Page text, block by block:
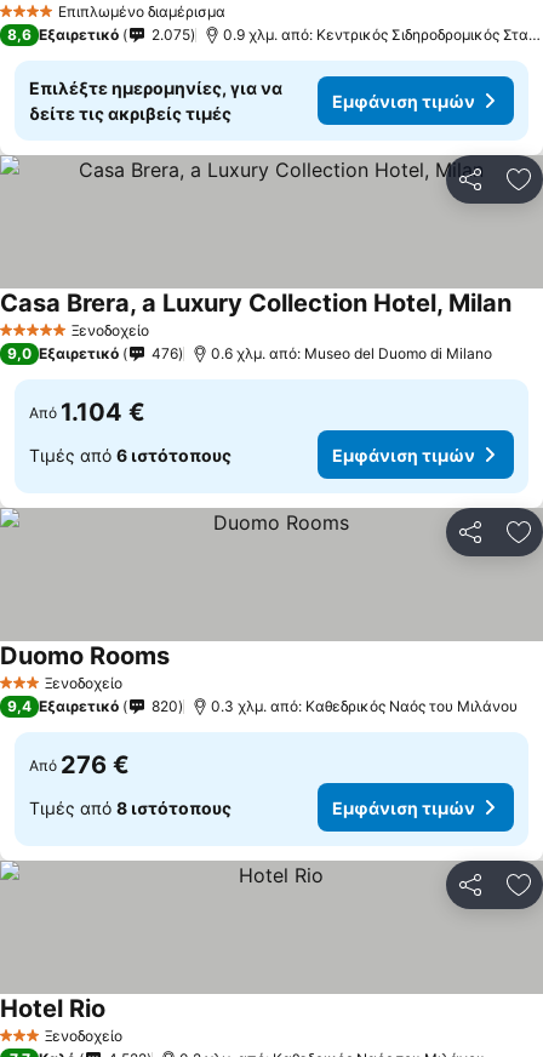
4 ΑστέριαΕπιπλωμένο διαμέρισμα
8,6 Εξαιρετικό 2.075 0.9 χλμ. από: Κεντρικός Σιδηροδρομικός Σταθμός του Μιλάνου
Επιλέξτε ημερομηνίες, για να
δείτε τις ακριβείς τιμές
Εμφάνιση τιμών
5 Αστέρια Ξενοδοχείο
Casa Brera, a Luxury Collection Hotel, Milan
9,0 Εξαιρετικό 476 0.6 χλμ. από: Museo del Duomo di Milano
Από 1.104 €
Τιμές από 6 ιστότοπους Εμφάνιση τιμών
3 ΑστέριαΞενοδοχείο
Duomo Rooms
9,4 Εξαιρετικό 820 0.3 χλμ. από: Καθεδρικός Ναός του Μιλάνου
Από 276 €
Τιμές από 8 ιστότοπους Εμφάνιση τιμών
3 ΑστέριαΞενοδοχείο
Hotel Rio